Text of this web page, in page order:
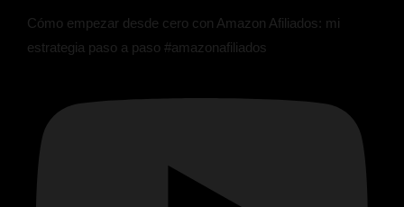
Cómo empezar desde cero con Amazon Afiliados: mi
estrategia paso a paso #amazonafiliados